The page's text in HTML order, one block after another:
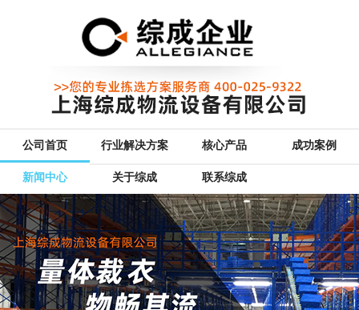
公司首页 行业解决方案 核心产品 成功案例
新闻中心 关于综成 联系综成